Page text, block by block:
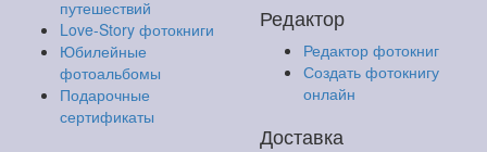
путешествий
Love-Story фотокниги
Юбилейные
фотоальбомы
Подарочные
сертификаты
Редактор
Редактор фотокниг
Создать фотокнигу
онлайн
Доставка